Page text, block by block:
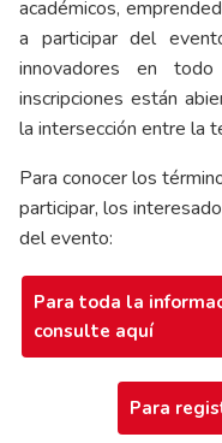
académicos,
a participar del
innovadores en
inscripciones están
la intersección entre la
Para conocer los
participar, los
del evento:
Para toda la
consulte aquí
Para